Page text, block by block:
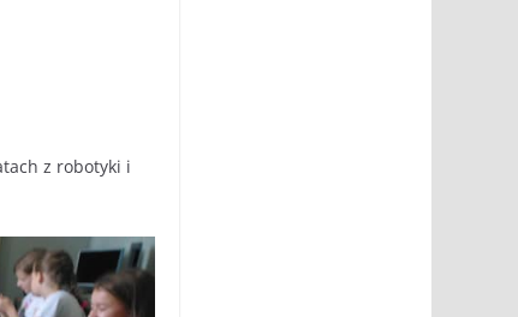
z robotyki i